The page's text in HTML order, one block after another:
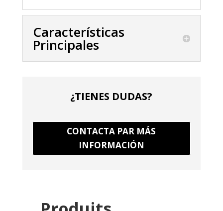
Características
Principales
¿TIENES DUDAS?
CONTACTA PAR MÁS
INFORMACIÓN